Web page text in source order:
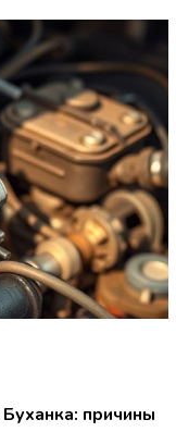
причины